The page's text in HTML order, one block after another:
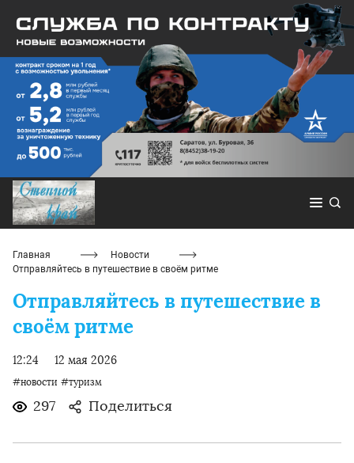
Главная
Новости
Отправляйтесь в путешествие в своём ритме
Отправляйтесь в путешествие в
своём ритме
12:24 12 мая 2026
#новости #туризм
297 Поделиться